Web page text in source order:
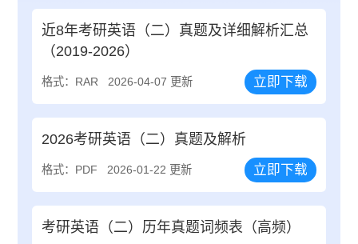
近8年考研英语（二）真题及详细解析汇总
（2019-2026）
格式：RAR 2026-04-07 更新 立即下载
2026考研英语（二）真题及解析
格式：PDF 2026-01-22 更新 立即下载
考研英语（二）历年真题词频表（高频）